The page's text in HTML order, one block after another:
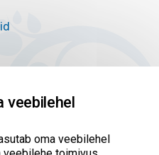
veebilehel
oma veebilehel